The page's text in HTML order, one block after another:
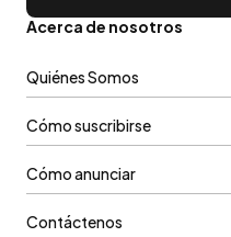
Acerca de nosotros
Quiénes Somos
Cómo suscribirse
Cómo anunciar
Contáctenos